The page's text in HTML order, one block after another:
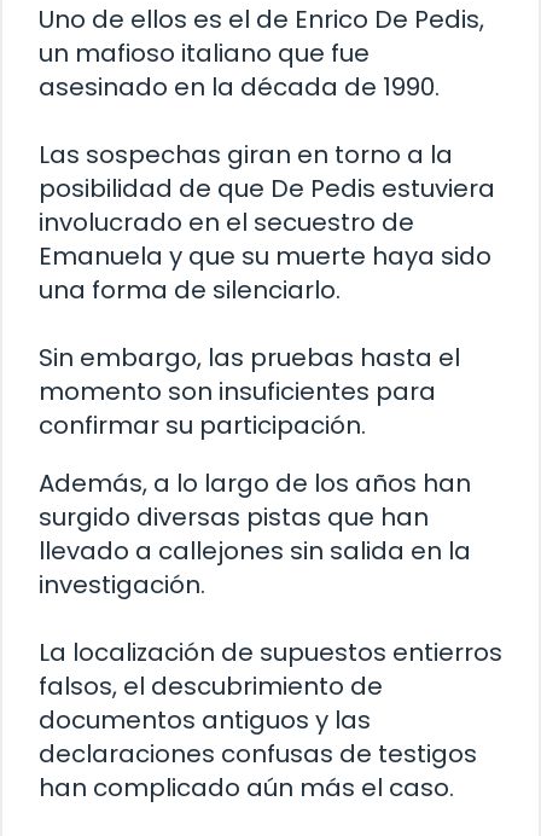
Uno de ellos es el de Enrico De Pedis,
un mafioso italiano que fue
asesinado en la década de 1990.
Las sospechas giran en torno a la
posibilidad de que De Pedis estuviera
involucrado en el secuestro de
Emanuela y que su muerte haya sido
una forma de silenciarlo.
Sin embargo, las pruebas hasta el
momento son insuficientes para
confirmar su participación.
Además, a lo largo de los años han
surgido diversas pistas que han
llevado a callejones sin salida en la
investigación.
La localización de supuestos entierros
falsos, el descubrimiento de
documentos antiguos y las
declaraciones confusas de testigos
han complicado aún más el caso.